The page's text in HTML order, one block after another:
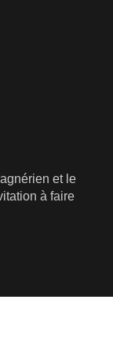
et le
à faire